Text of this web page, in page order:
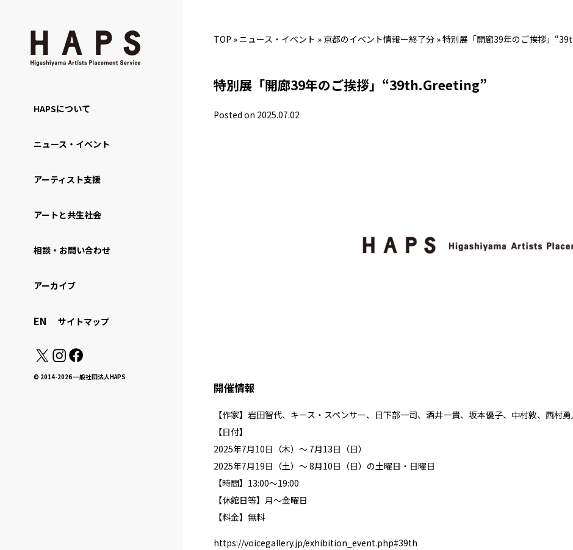
HAPSについて
ニュース・イベント
アーティスト支援
アートと共生社会
相談・お問い合わせ
アーカイブ
EN サイトマップ
© 2014-2026 一般社団法人HAPS
TOP » ニュース・イベント » 京都のイベント情報ー終了分 »特別展「開廊39年のご挨拶」
特別展「開廊39年のご挨拶」“39th.Greeting”
Posted on 2025.07.02
開催情報
【作家】岩田智代、キース・スペンサー、日下部一司、酒井一貴、坂本優子、中村敦、西村
【日付】
2025年7月10日（木）〜 7月13日（日）
2025年7月19日（土）〜 8月10日（日）の土曜日・日曜日
【時間】13:00〜19:00
【休館日等】月〜金曜日
【料金】無料
https://voicegallery.jp/exhibition_event.php#39th